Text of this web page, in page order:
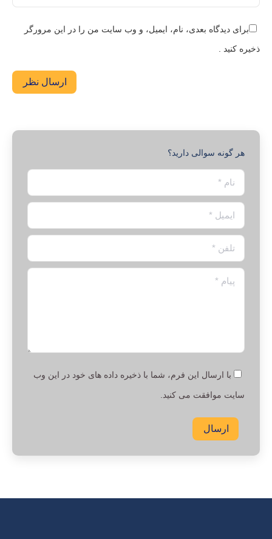
برای دیدگاه بعدی، نام، ایمیل، و وب سایت من را در این مرورگر
ذخیره کنید .
ارسال نظر
هر گونه سوالی دارید؟
نام *
ایمیل *
تلفن *
پیام *
با ارسال این فرم، شما با ذخیره داده های خود در این وب
سایت موافقت می کنید.
ارسال